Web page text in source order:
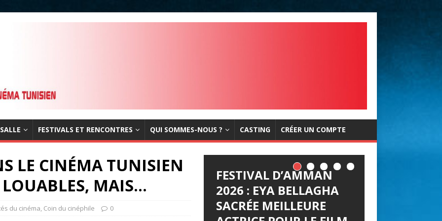
FESTIVALS ET RENCONTRES QUI SOMMES-NOUS ? CASTING CRÉER UN COMPTE
LE CINÉMA TUNISIEN
MAIS…
du cinéma, Coin du cinéphile 0
FESTIVAL D’AMMAN
2026 : EYA BELLAGHA
SACRÉE MEILLEURE